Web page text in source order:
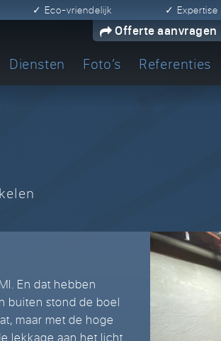
Offerte aanvragen
✓ Eco-vriendelijk ✓
Diensten Foto’s Referenties
En dat hebben
buiten stond de boel
maar met de hoge
lekkage aan het licht.